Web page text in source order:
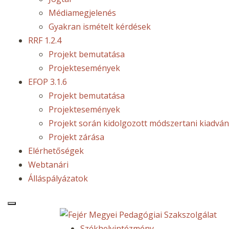
Médiamegjelenés
Gyakran ismételt kérdések
RRF 1.2.4
Projekt bemutatása
Projektesemények
EFOP 3.1.6
Projekt bemutatása
Projektesemények
Projekt során kidolgozott módszertani
Projekt zárása
Elérhetőségek
Webtanári
Álláspályázatok